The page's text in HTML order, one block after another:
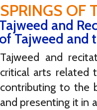
SPRINGS OF
and
Tajweed and
Tajweed and
critical arts related
contributing to the
and presenting it in